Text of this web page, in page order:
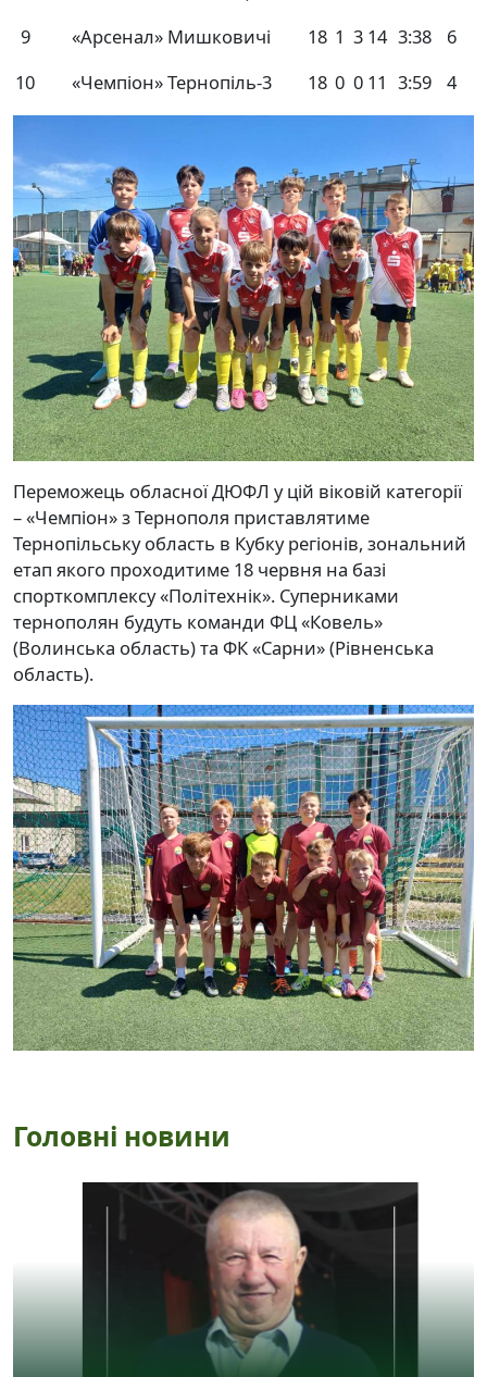
9
«Арсенал» Мишковичі 18 1 3 14 3:38
6
10
«Чемпіон» Тернопіль-3 18 0 0 11 3:59 4
Переможець обласної ДЮФЛ у цій віковій категорії
– «Чемпіон» з Тернополя приставлятиме
Тернопільську область в Кубку регіонів, зональний
етап якого проходитиме 18 червня на базі
спорткомплексу «Політехнік». Суперниками
тернополян будуть команди ФЦ «Ковель»
(Волинська область) та ФК «Сарни» (Рівненська
область).
Головні новини